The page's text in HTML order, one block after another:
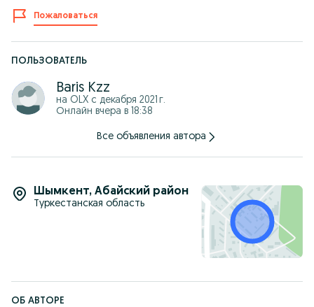
вместе с семьей;
•материал обивки – заменитель кожи с мягким текстильным
вкладышем
•5-ти точечные ремни безопасности с мягкими плечевыми
•регулируемая удобная подножка и подставка под ноги
•лёгкое складывание для хранения или транспортировки
-При оплате Kaspi QR получаете обратно на свой счет 3% от
стоимости товара
-Kaspi рассрочка, Red
-Доставка по городу Шымкент бесплатно
INSTAGRAM^BARIS.KZZ
Пожаловаться
ПОЛЬЗОВАТЕЛЬ
Baris Kzz
на OLX с декабря 2021 г.
Онлайн вчера в 18:38
Все объявления автора
Шымкент, Абайский район
Туркестанская область
ОБ АВТОРЕ